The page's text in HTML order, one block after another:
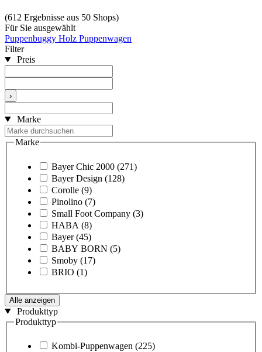
(612 Ergebnisse aus 50 Shops)
Für Sie ausgewählt
Puppenbuggy Holz Puppenwagen
Filter
Preis
›
Marke
Marke
Bayer Chic 2000 (271)
Bayer Design (128)
Corolle (9)
Pinolino (7)
Small Foot Company (3)
HABA (8)
Bayer (45)
BABY BORN (5)
Smoby (17)
BRIO (1)
Alle anzeigen
Produkttyp
Produkttyp
Kombi-Puppenwagen (225)